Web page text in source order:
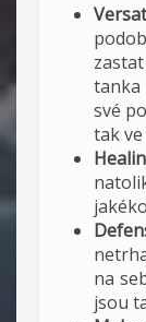
tanka
své
tak ve
na
jsou